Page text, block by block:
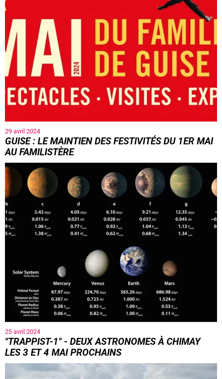
29 avril 2024
GUISE : LE MAINTIEN DES FESTIVITÉS DU 1ER MAI
AU FAMILISTÈRE
25 avril 2024
"TRAPPIST-1" - DEUX ASTRONOMES À CHIMAY
LES 3 ET 4 MAI PROCHAINS
Ils ont fait une découverte majeure dans l'espace il y a 7 ans